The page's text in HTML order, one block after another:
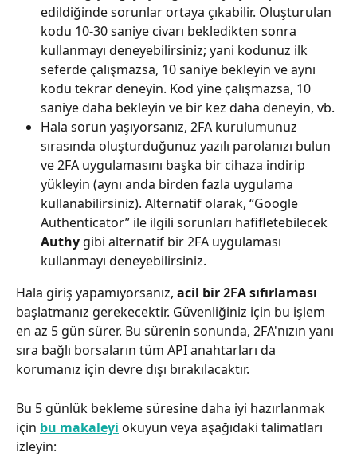
edildiğinde sorunlar ortaya çıkabilir. Oluşturulan
kodu 10-30 saniye civarı bekledikten sonra
kullanmayı deneyebilirsiniz; yani kodunuz ilk
seferde çalışmazsa, 10 saniye bekleyin ve aynı
kodu tekrar deneyin. Kod yine çalışmazsa, 10
saniye daha bekleyin ve bir kez daha deneyin, vb.
Hala sorun yaşıyorsanız, 2FA kurulumunuz
sırasında oluşturduğunuz yazılı parolanızı bulun
ve 2FA uygulamasını başka bir cihaza indirip
yükleyin (aynı anda birden fazla uygulama
kullanabilirsiniz). Alternatif olarak, “Google
Authenticator” ile ilgili sorunları hafifletebilecek
Authy gibi alternatif bir 2FA uygulaması
kullanmayı deneyebilirsiniz.
Hala giriş yapamıyorsanız, acil bir 2FA sıfırlaması
başlatmanız gerekecektir. Güvenliğiniz için bu işlem
en az 5 gün sürer. Bu sürenin sonunda, 2FA'nızın yanı
sıra bağlı borsaların tüm API anahtarları da
korumanız için devre dışı bırakılacaktır.
Bu 5 günlük bekleme süresine daha iyi hazırlanmak
için bu makaleyi okuyun veya aşağıdaki talimatları
izleyin: